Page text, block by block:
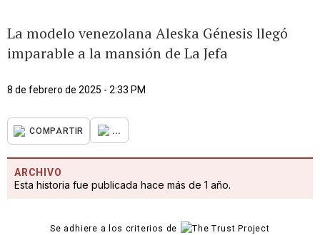
La modelo venezolana Aleska Génesis llegó
imparable a la mansión de La Jefa
8 de febrero de 2025 - 2:33 PM
COMPARTIR ...
ARCHIVO
Esta historia fue publicada hace más de 1 año.
Se adhiere a los criterios de